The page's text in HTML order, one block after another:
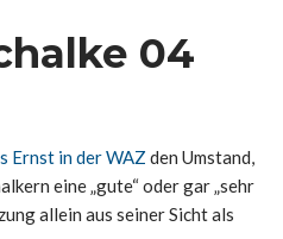
04
Ernst in der WAZ den Umstand,
eine „gute“ oder gar „sehr
allein aus seiner Sicht als